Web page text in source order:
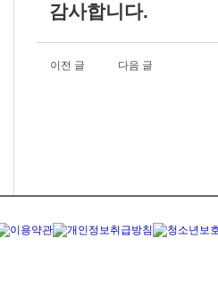
감사합니다.
이전 글 다음 글